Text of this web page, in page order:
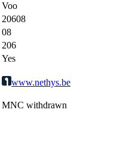
Voo
20608
08
206
Yes
www.nethys.be
MNC withdrawn